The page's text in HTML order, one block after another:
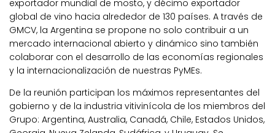
exportador mundial de mosto, y décimo exportador
global de vino hacia alrededor de 130 países. A través de
GMCV, la Argentina se propone no solo contribuir a un
mercado internacional abierto y dinámico sino también
colaborar con el desarrollo de las economías regionales
y la internacionalización de nuestras PyMEs.
De la reunión participan los máximos representantes del
gobierno y de la industria vitivinícola de los miembros del
Grupo: Argentina, Australia, Canadá, Chile, Estados Unidos,